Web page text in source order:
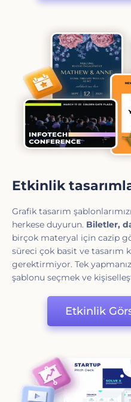
Etkinlik
Grafik tasarım
herkese duyurun. Biletler,
birçok materyal için cazip
süreci çok basit ve tasarım
gerektirmiyor. Tek
şablonu seçmek ve
Etkinlik